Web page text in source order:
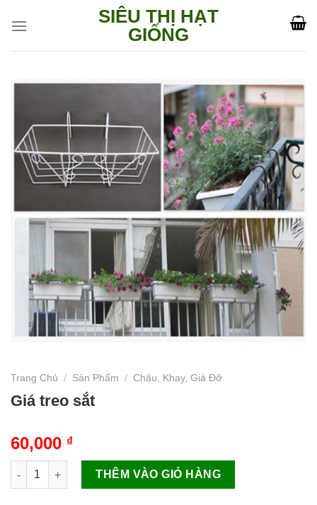
SIÊU THỊ HẠT
GIỐNG
Trang Chủ / Sản Phẩm / Chậu, Khay, Giá Đỡ
Giá treo sắt
60,000 ₫
Giá treo sắt số lượng
THÊM VÀO GIỎ HÀNG